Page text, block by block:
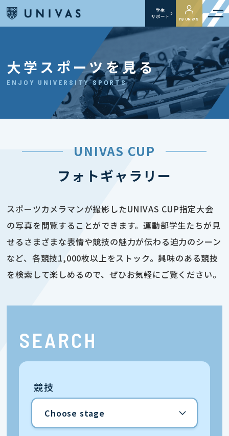
学生
サポート
My UNIVAS
大学スポーツを見る
ENJOY UNIVERSITY SPORTS
UNIVAS CUP
フォトギャラリー
スポーツカメラマンが撮影したUNIVAS CUP指定大会
の写真を閲覧することができます。運動部学生たちが見
せるさまざまな表情や競技の魅力が伝わる迫力のシーン
など、各競技1,000枚以上をストック。興味のある競技
を検索して楽しめるので、ぜひお気軽にご覧ください。
SEARCH
競技